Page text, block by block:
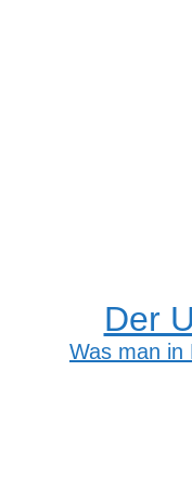
Der
Was man in